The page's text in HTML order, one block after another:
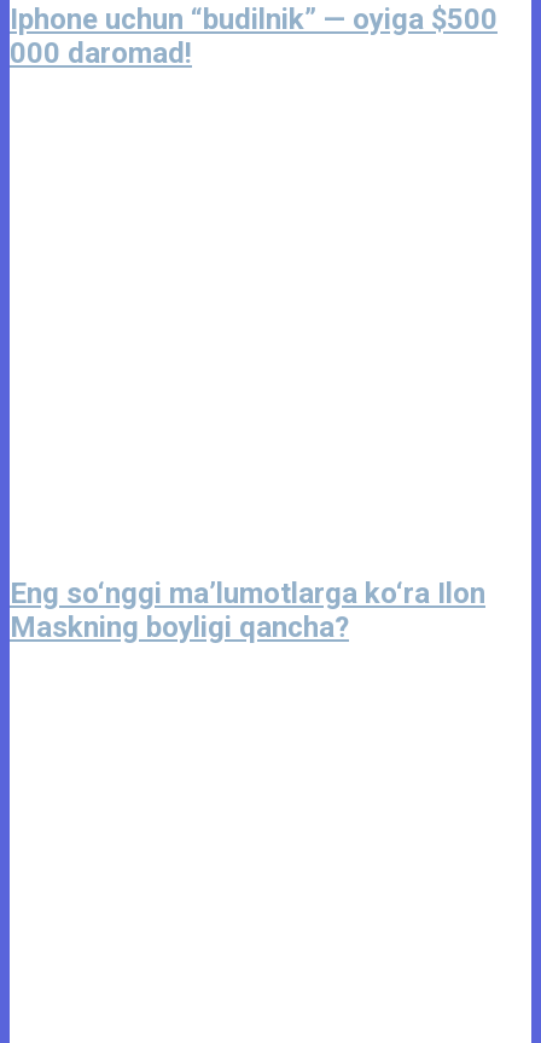
Iphone uchun “budilnik” — oyiga $500
000 daromad!
Eng so‘nggi maʼlumotlarga ko‘ra Ilon
Maskning boyligi qancha?